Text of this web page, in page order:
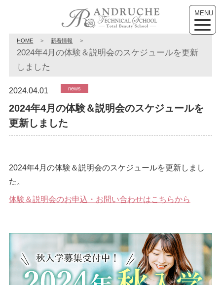
MENU
toggle
HOME > 新着情報 >
2024年4月の体験＆説明会のスケジュールを更新
しました
2024.04.01 news
2024年4月の体験＆説明会のスケジュールを
更新しました
2024年4月の体験＆説明会のスケジュールを更新しまし
た。
体験＆説明会のお申込・お問い合わせはこちらから